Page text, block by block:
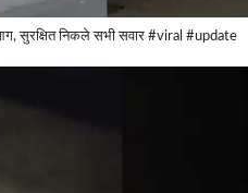
आग, सुरक्षित निकले सभी सवार #viral #update